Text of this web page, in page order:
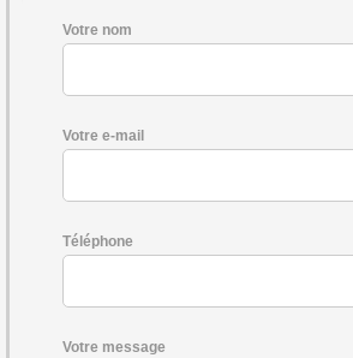
Votre nom
Votre e-mail
Téléphone
Votre message